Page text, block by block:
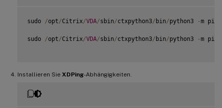
sudo /opt/Citrix/VDA/sbin/ctxpython3/ bin/python3 -m
sudo /opt/Citrix/VDA/sbin/ctxpython3/ bin/python3 -m
Installieren Sie XDPing-Abhängigkeiten.